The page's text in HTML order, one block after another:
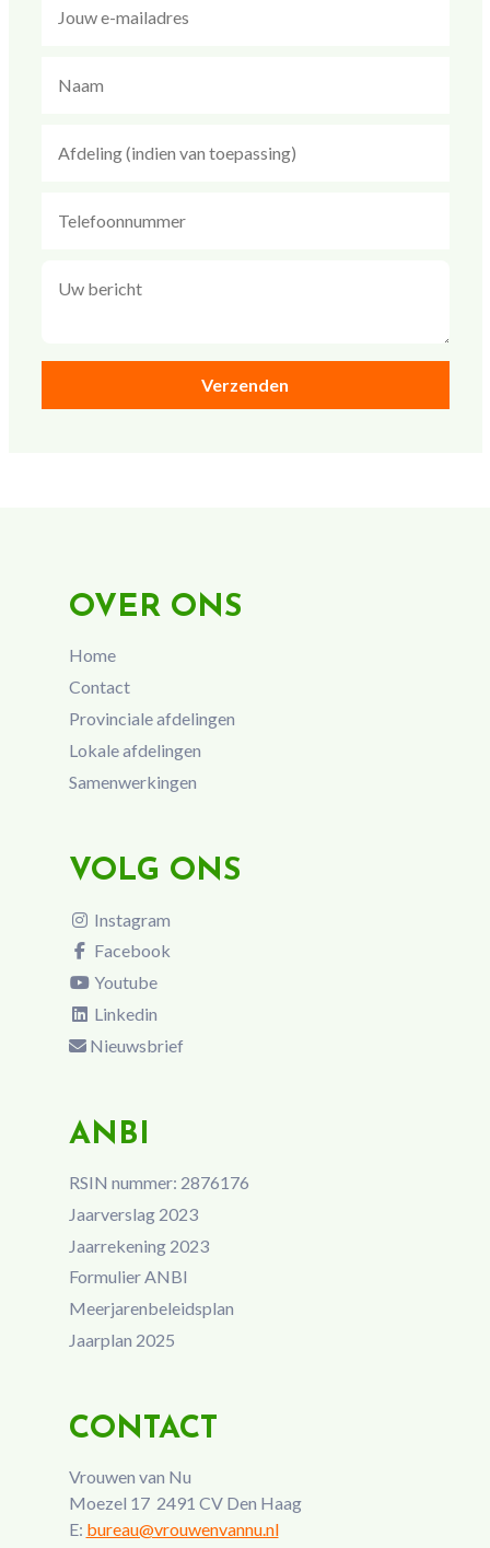
OVER ONS
Home
Contact
Provinciale afdelingen
Lokale afdelingen
Samenwerkingen
VOLG ONS
Instagram
Facebook
Youtube
Linkedin
Nieuwsbrief
ANBI
RSIN nummer: 2876176
Jaarverslag 2023
Jaarrekening 2023
Formulier ANBI
Meerjarenbeleidsplan
Jaarplan 2025
CONTACT
Vrouwen van Nu
Moezel 17 2491 CV Den Haag
E: bureau@vrouwenvannu.nl